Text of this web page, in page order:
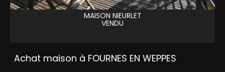
MAISON NIEURLET
VENDU
Achat maison à FOURNES EN WEPPES